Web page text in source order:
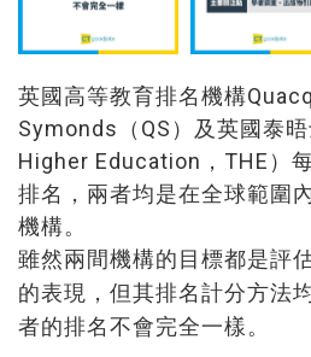
英國高等教育排名機構
Symonds（QS）及英國泰
Higher Education，THE）
排名，兩者均是在全球範圍
機構。
雖然兩間機構的目標都是評
的表現，但其排名計分方法
者的排名不會完全一樣。